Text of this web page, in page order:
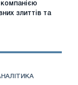
злиттів та